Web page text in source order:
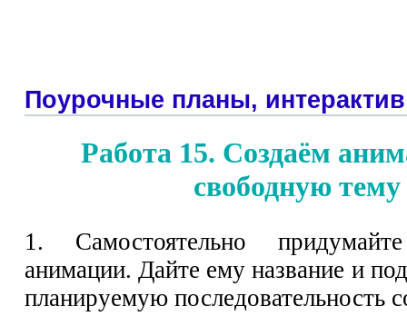
Поурочные планы, интерактив
Работа 15. Создаём
свободную тему
1. Самостоятельно
анимации. Дайте ему название и
планируемую последовательность